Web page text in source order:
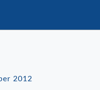
2012